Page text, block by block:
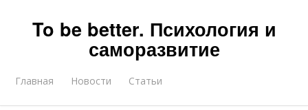
To be better. Психология и
саморазвитие
Главная Новости Статьи